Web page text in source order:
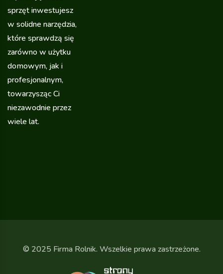
sprzęt inwestujesz
w solidne narzędzia,
które sprawdzą się
zarówno w użytku
domowym, jak i
profesjonalnym,
towarzysząc Ci
niezawodnie przez
wiele lat.
© 2025 Firma Rolnik. Wszelkie prawa zastrzeżone.